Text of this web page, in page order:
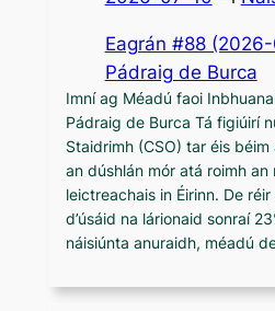
Eagrán #88
Pádraig de Burca
Imní ag Méadú faoi
Pádraig de Burca Tá figiúirí
Staidrimh (CSO) tar éis
an dúshlán mór atá roimh an
leictreachais in Éirinn. De
d’úsáid na lárionaid sonraí
náisiúnta anuraidh, méadú